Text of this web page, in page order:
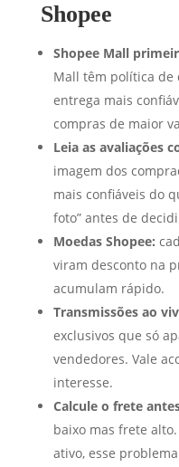
Shopee
Shopee Mall
Mall têm política de
entrega mais
compras de maior
Leia as avaliações
imagem dos
mais confiáveis do
foto” antes de
Moedas Shopee:
viram desconto na
acumulam rápido.
Transmissões ao
exclusivos que só
vendedores. Vale
interesse.
Calcule o frete
baixo mas frete
ativo, esse